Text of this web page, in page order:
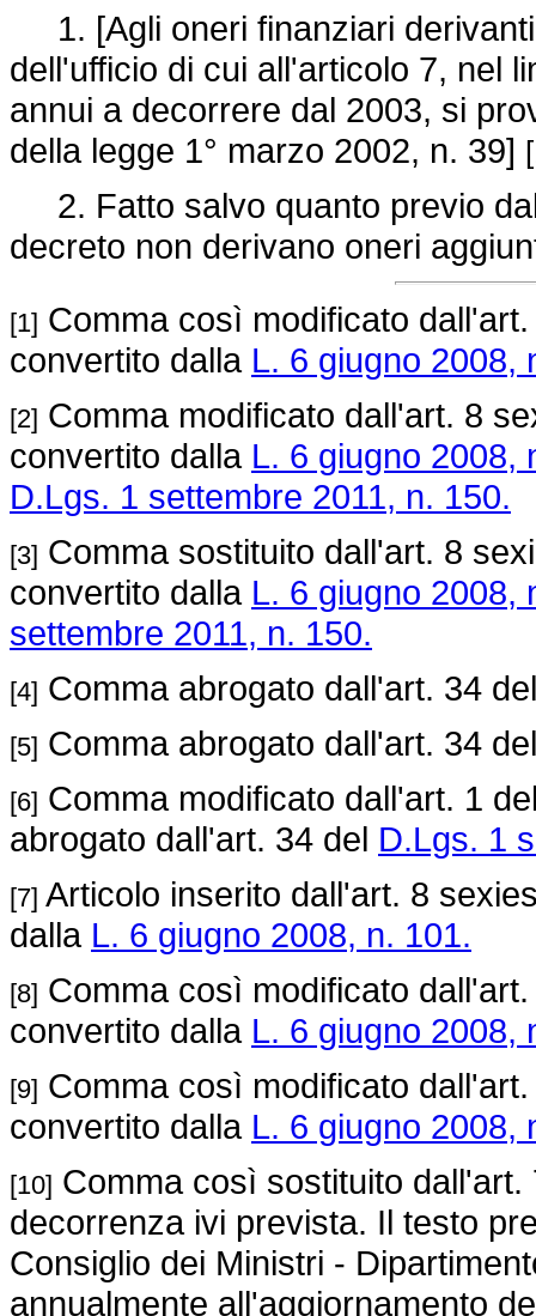
1. [Agli oneri finanziari
dell'ufficio di cui all'articolo 7, nel
annui a decorrere dal 2003, si
della legge 1° marzo 2002, n. 39]
2. Fatto salvo quanto previo
decreto non derivano oneri
[1] Comma così modificato
convertito dalla L. 6 giugno 2008,
[2] Comma modificato dall'art. 8
convertito dalla L. 6 giugno 2008,
D.Lgs. 1 settembre 2011, n. 150.
[3] Comma sostituito dall'art. 8
convertito dalla L. 6 giugno 2008,
settembre 2011, n. 150.
[4] Comma abrogato dall'art. 34
[5] Comma abrogato dall'art. 34
[6] Comma modificato dall'art. 1
abrogato dall'art. 34 del D.Lgs. 1
[7] Articolo inserito dall'art. 8
dalla L. 6 giugno 2008, n. 101.
[8] Comma così modificato
convertito dalla L. 6 giugno 2008,
[9] Comma così modificato
convertito dalla L. 6 giugno 2008,
[10] Comma così sostituito
decorrenza ivi prevista. Il testo
Consiglio dei Ministri -
annualmente all'aggiornamento